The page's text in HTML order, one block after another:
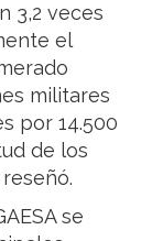
3,2 veces
el
militares
por 14.500
de los
se